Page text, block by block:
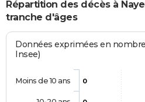
Répartition des décès à
tranche d'âges
Données exprimées en
Insee)
0
Moins de 10 ans